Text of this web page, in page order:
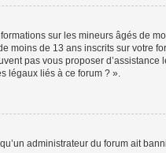
sur les mineurs âgés de
moins de 13 ans inscrits sur votre
pas vous proposer d’assistance
légaux liés à ce forum ? ».
administrateur du forum ait